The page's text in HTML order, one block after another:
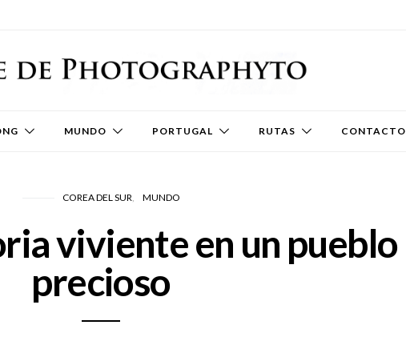
MUNDO PORTUGAL RUTAS CONTACTO
COREA DEL SUR MUNDO
viviente en un pueblo
precioso